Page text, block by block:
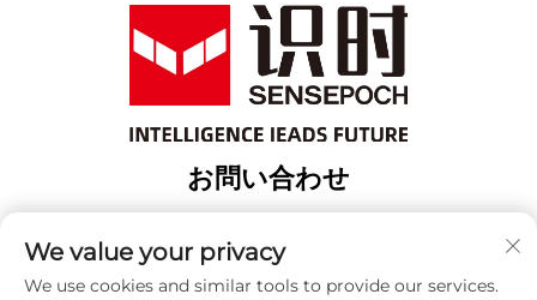
お問い合わせ
電話番号：+86-13917707297
メールアドレス：[email protected]
We value your privacy
We use cookies and similar tools to provide our services.